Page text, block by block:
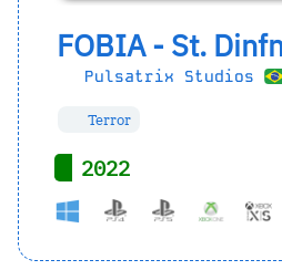
FOBIA - St.
Pulsatrix Studios
Terror
2022